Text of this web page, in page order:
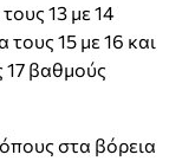
13 με 14
15 με 16 και
βαθμούς
στα βόρεια